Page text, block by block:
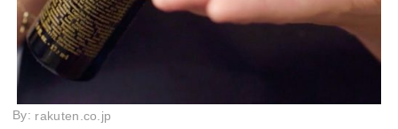
By: rakuten.co.jp